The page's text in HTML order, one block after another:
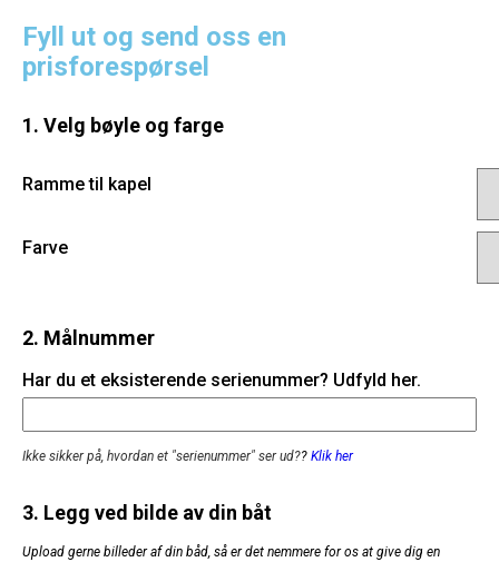
Fyll ut og send oss en
prisforespørsel
1. Velg bøyle og farge
Ramme til kapel
Farve
2. Målnummer
Har du et eksisterende serienummer? Udfyld her.
Ikke sikker på, hvordan et "serienummer" ser ud?? Klik her
3. Legg ved bilde av din båt
Upload gerne billeder af din båd, så er det nemmere for os at give dig en